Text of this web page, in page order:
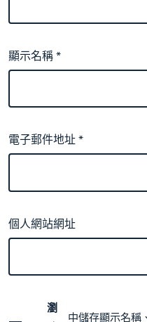
顯示名稱*
電子郵件地址*
個人網站網址
瀏
中儲存顯示名稱